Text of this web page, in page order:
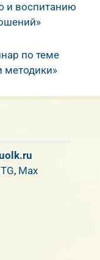
и воспитанию
по теме
методики»
TG, Max